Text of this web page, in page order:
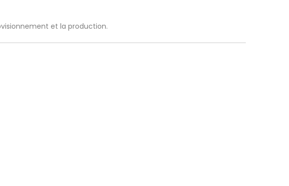
et la production.